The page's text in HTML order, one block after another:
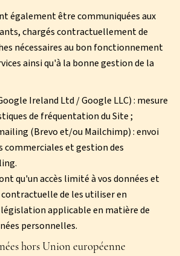
également être communiquées aux
chargés contractuellement de
nécessaires au bon fonctionnement
ainsi qu'à la bonne gestion de la
Ireland Ltd / Google LLC) : mesure
de fréquentation du Site ;
(Brevo et/ou Mailchimp) : envoi
commerciales et gestion des
qu'un accès limité à vos données et
de les utiliser en
applicable en matière de
personnelles.
hors Union européenne